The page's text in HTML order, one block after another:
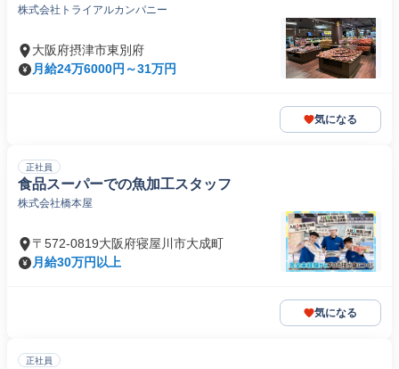
株式会社トライアルカンパニー
大阪府摂津市東別府
月給24万6000円～31万円
気になる
正社員
食品スーパーでの魚加工スタッフ
株式会社橋本屋
〒572-0819大阪府寝屋川市大成町
月給30万円以上
気になる
正社員